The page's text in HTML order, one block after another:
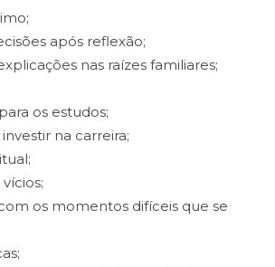
após reflexão;
nas raízes familiares;
os estudos;
na carreira;
os momentos difíceis que se